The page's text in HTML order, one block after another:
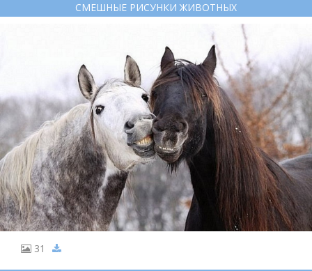
СМЕШНЫЕ РИСУНКИ ЖИВОТНЫХ
31